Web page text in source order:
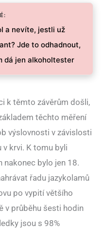
a nevíte, jestli už
Jde to odhadnout,
dá jen alkoholtester
k těmto závěrům došli,
těchto měření
výslovnosti v závislosti
v krvi. K tomu byli
bylo jen 18.
řadu jazykolamů
po vypití většího
v průběhu šesti hodin
jsou s 98%